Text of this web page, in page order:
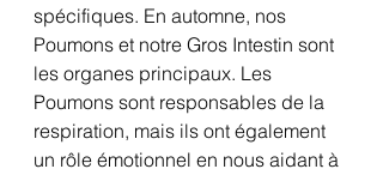
spécifiques. En automne, nos
Poumons et notre Gros Intestin sont
les organes principaux. Les
Poumons sont responsables de la
respiration, mais ils ont également
un rôle émotionnel en nous aidant à